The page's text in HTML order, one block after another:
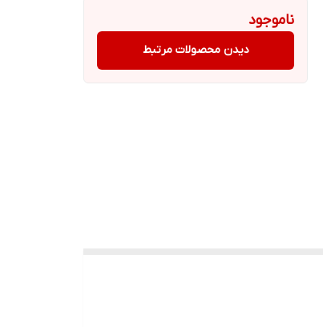
ناموجود
دیدن محصولات مرتبط